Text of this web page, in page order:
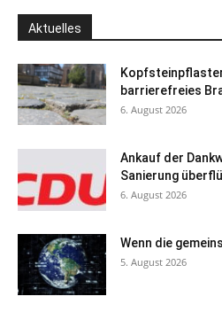
Aktuelles
barrierefreies
6. August 2026
Ankauf der
Sanierung
6. August 2026
Wenn die
5. August 2026